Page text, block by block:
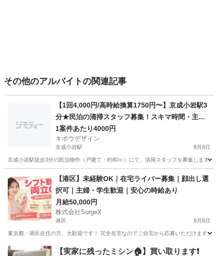
その他のアルバイトの関連記事
【1回4,000円/高時給換算1750円〜】京成小岩駅3
分★民泊の清掃スタッフ募集！スキマ時間・主婦
(夫)歓迎
1案件あたり4000円
キボウデザイン
京成小岩駅 8月8日
京成小岩駅徒歩3分の民泊物件（戸建て・約80㎡）にて、清掃スタッフを募集します
京成小岩駅 その他 スタッフ
【港区】未経験OK｜在宅ライバー募集｜顔出し選
択可｜主婦・学生歓迎｜安心の時給あり
月給50,000円
株式会社SurgeX
港区 8月8日
東京都・港区在住の方、大歓迎です！ 完全在宅なのでご自宅から応募いただけます
港区 その他 顔出し
【実家に残ったミシン🏠】買い取ります❗️